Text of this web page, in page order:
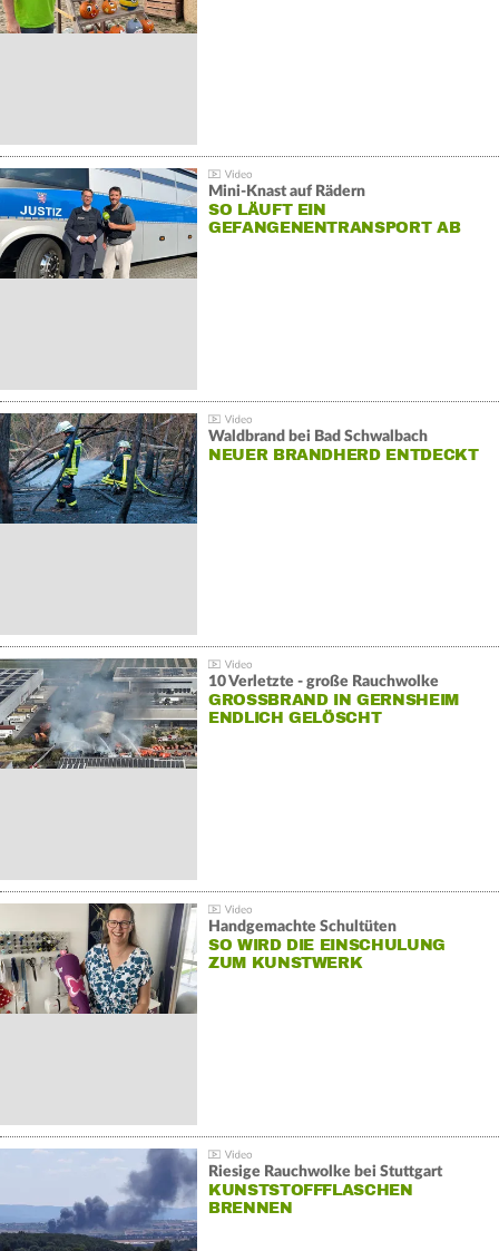
Mini-Knast auf Rädern
SO LÄUFT EIN
GEFANGENENTRANSPORT AB
Waldbrand bei Bad Schwalbach
NEUER BRANDHERD ENTDECKT
10 Verletzte - große Rauchwolke
GROSSBRAND IN GERNSHEIM E
NDLICH GELÖSCHT
Handgemachte Schultüten
SO WIRD DIE EINSCHULUNG
ZUM KUNSTWERK
Riesige Rauchwolke bei Stuttgart
KUNSTSTOFFFLASCHEN
BRENNEN